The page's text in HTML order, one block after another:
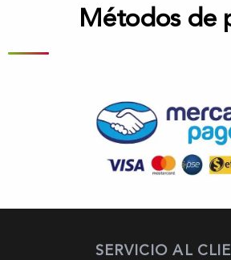
Métodos de
SERVICIO AL